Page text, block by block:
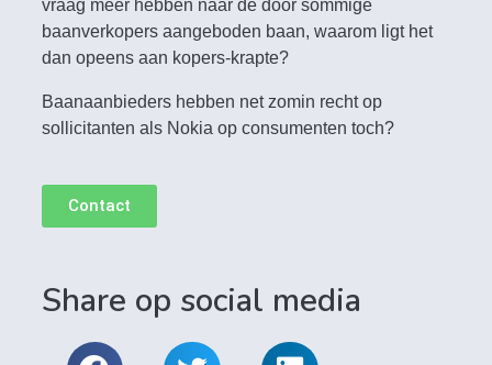
vraag meer hebben naar de door sommige
baanverkopers aangeboden baan, waarom ligt het
dan opeens aan kopers-krapte?
Baanaanbieders hebben net zomin recht op
sollicitanten als Nokia op consumenten toch?
Contact
Share op social media